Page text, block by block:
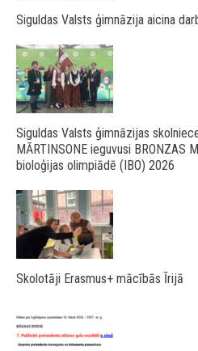
Siguldas Valsts ģimnāzija aicina
Siguldas Valsts ģimnāzijas
MĀRTINSONE ieguvusi BRONZAS
bioloģijas olimpiādē (IBO) 2026
Skolotāji Erasmus+ mācībās Īrijā